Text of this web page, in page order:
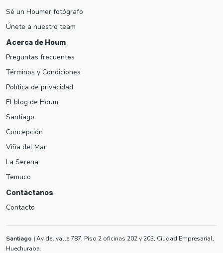
Sé un Houmer fotógrafo
Únete a nuestro team
Acerca de Houm
Preguntas frecuentes
Términos y Condiciones
Política de privacidad
El blog de Houm
Santiago
Concepción
Viña del Mar
La Serena
Temuco
Contáctanos
Contacto
Santiago |Av del valle 787, Piso 2 oficinas 202 y 203, Ciudad Empresarial,
Huechuraba.